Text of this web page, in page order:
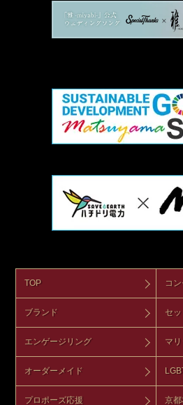
TOP コ
ブランド セ
エンゲージリング マ
オーダーメイド
プロポーズ応援 京